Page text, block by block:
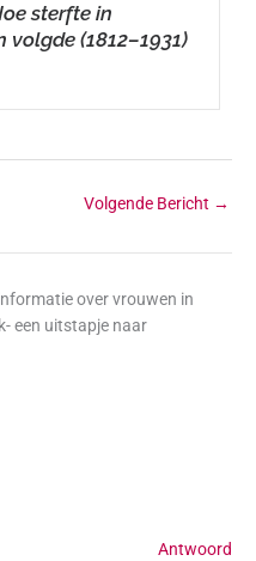
sterfte in
volgde (1812–1931)
Volgende Bericht →
over vrouwen in
een uitstapje naar
Antwoord